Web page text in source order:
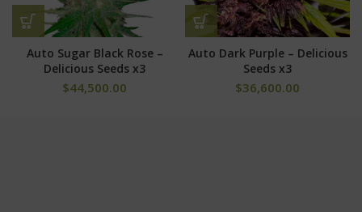
Auto Sugar Black Rose –
Delicious Seeds x3
$44,500.00
Auto Dark Purple – Delicious
Seeds x3
$36,600.00